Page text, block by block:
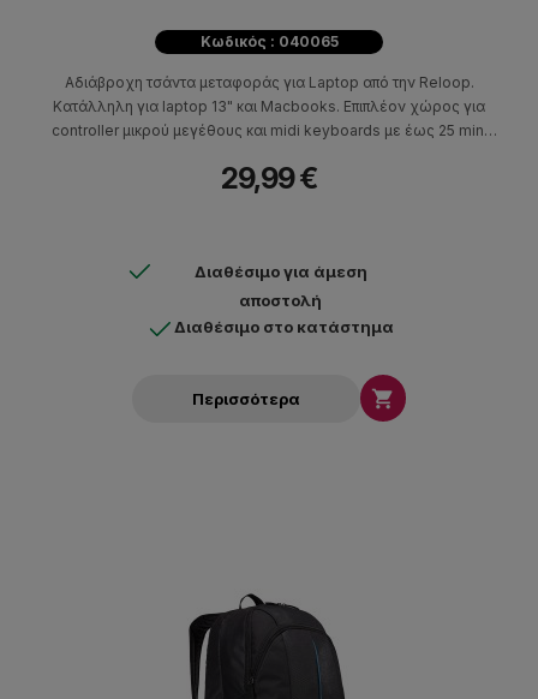
Κωδικός : 040065
Αδιάβροχη τσάντα μεταφοράς για Laptop από την Reloop.
Κατάλληλη για laptop 13" και Macbooks. Επιπλέον χώρος για
controller μικρού μεγέθους και midi keyboards με έως 25 mini
29,99 €
Διαθέσιμο για άμεση
αποστολή
Διαθέσιμο στο κατάστημα
Περισσότερα 